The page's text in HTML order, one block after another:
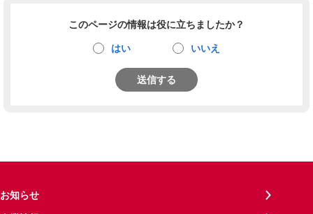
このページの情報は役に立ちましたか？
はい いいえ
送信する
お知らせ